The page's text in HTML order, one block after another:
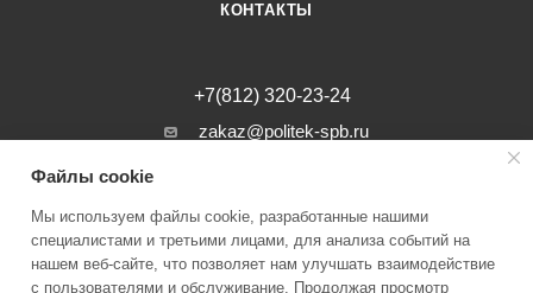
КОНТАКТЫ
+7(812) 320-23-24
zakaz@politek-spb.ru
г. Санкт-Петербург, Минеральная ул, д.
Файлы cookie
Мы используем файлы cookie, разработанные нашими
специалистами и третьими лицами, для анализа событий на
нашем веб-сайте, что позволяет нам улучшать взаимодействие
с пользователями и обслуживание. Продолжая просмотр